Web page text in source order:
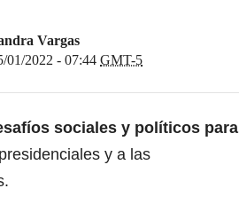
Vargas
01/2022 - 07:44 GMT-5
sociales y políticos para
y a las